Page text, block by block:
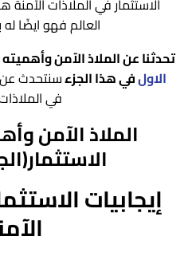
الدولار الأمريكي
الين الياباني
الفرنك السويسري
الاستثمار في الملاذات الآمنة
العالم فهو ايضًا
تحدثنا عن الملاذ الآمن
الاولفي هذا الجزءسنتحدث عن
في
الملاذ الآمن
إيجابيات